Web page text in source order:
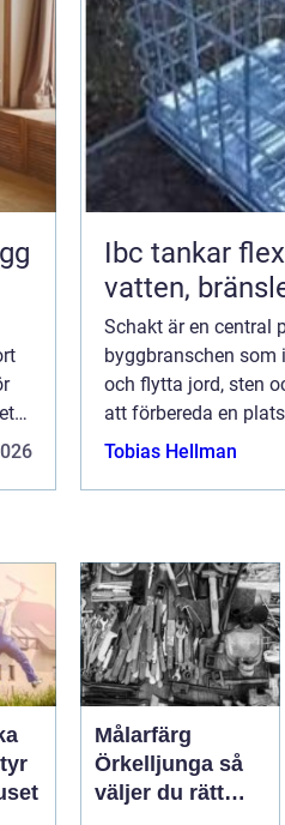
Ibc tankar flexibel lagring för
vatten,
Schakt är en central
byggbranschen som
och flytta jord, sten
att förbereda en
är en kritisk fas som
Tobias Hellman
Målarfärg
Örkelljunga så
väljer du rätt